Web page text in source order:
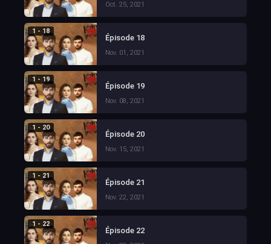
Oct. 25, 2021
1 - 18
Épisode 18
Nov. 01, 2021
1 - 19
Épisode 19
Nov. 08, 2021
1 - 20
Épisode 20
Nov. 15, 2021
1 - 21
Épisode 21
Nov. 22, 2021
1 - 22
Épisode 22